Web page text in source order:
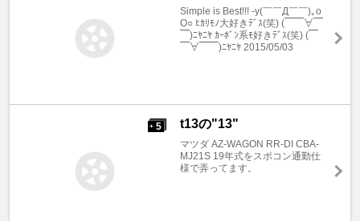
Simple is Best!!! -y(￣￣Д￣￣)｡o
O○ ﾋｶﾘﾓﾉ大好きﾃﾞｽ(笑) (￣￣∀￣
￣)ﾆﾔﾆﾔ ｶｰﾎﾞﾝ系ﾓ好きﾃﾞｽ(笑) (￣
￣∀￣￣)ﾆﾔﾆﾔ 2015/05/03
+ 5 t13の"13"
マツダ AZ-WAGON RR-DI CBA-
MJ21S 19年式をスポコン通勤仕
様で弄ってます。